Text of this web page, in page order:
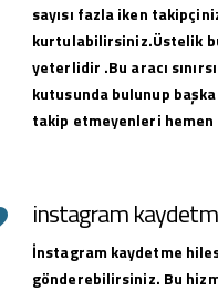
sayısı fazla iken
kurtulabilirsiniz.Üstelik
yeterlidir .Bu aracı
kutusunda bulunup
takip etmeyenleri
instagram
İnstagram kaydetme
gönderebilirsiniz. Bu